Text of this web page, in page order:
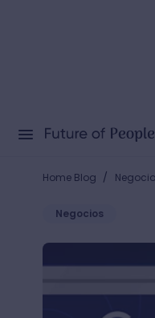
Home Blog /
Negocios
Te enseñamos